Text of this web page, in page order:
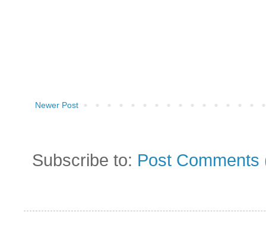
Newer Post
Subscribe to: Post Comments